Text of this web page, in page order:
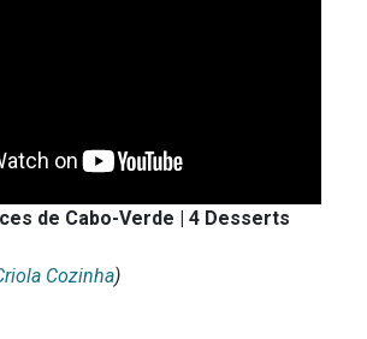
de Cabo-Verde | 4 Desserts
Cozinha)